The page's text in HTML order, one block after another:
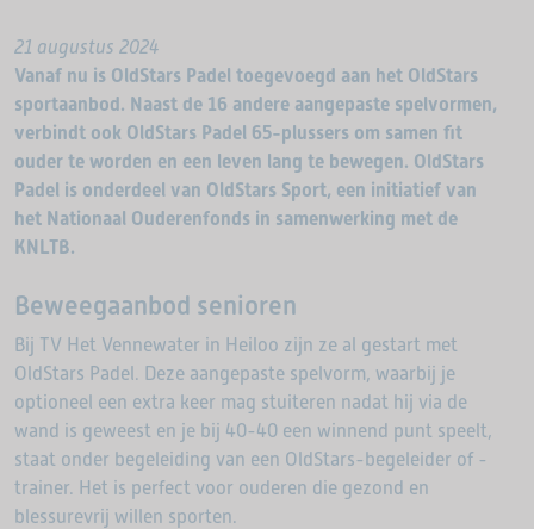
21 augustus 2024
Vanaf nu is OldStars Padel toegevoegd aan het OldStars
sportaanbod. Naast de 16 andere aangepaste spelvormen,
verbindt ook OldStars Padel 65-plussers om samen fit
ouder te worden en een leven lang te bewegen. OldStars
Padel is onderdeel van OldStars Sport, een initiatief van
het Nationaal Ouderenfonds in samenwerking met de
KNLTB.
Beweegaanbod senioren
Bij TV Het Vennewater in Heiloo zijn ze al gestart met
OldStars Padel. Deze aangepaste spelvorm, waarbij je
optioneel een extra keer mag stuiteren nadat hij via de
wand is geweest en je bij 40-40 een winnend punt speelt,
staat onder begeleiding van een OldStars-begeleider of -
trainer. Het is perfect voor ouderen die gezond en
blessurevrij willen sporten.